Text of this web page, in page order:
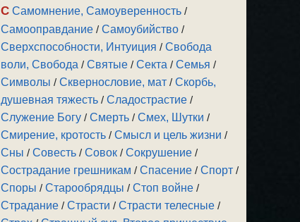
С Самомнение, Самоуверенность /
Самооправдание /Самоубийство /
Сверхспособности, Интуиция /Свобода
воли, Свобода /Святые /Секта /Семья /
Символы /Сквернословие, мат /Скорбь,
душевная тяжесть /Сладострастие /
Служение Богу /Смерть /Смех, Шутки /
Смирение, кротость /Смысл и цель жизни /
Сны /Совесть /Совок /Сокрушение /
Сострадание грешникам /Спасение /Спорт /
Споры /Старообрядцы /Стоп войне /
Страдание /Страсти /Страсти телесные /